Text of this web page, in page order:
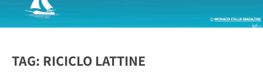
TAG: RICICLO LATTINE